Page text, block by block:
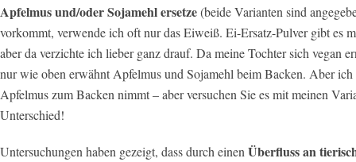
Apfelmus und/oder Sojamehl ersetze(beide Varianten sind
vorkommt, verwende ich oft nur das Eiweiß. Ei-Ersatz-Pulver gibt es
aber da verzichte ich lieber ganz drauf. Da meine Tochter sich vegan
nur wie oben erwähnt Apfelmus und Sojamehl beim Backen. Aber ich
Apfelmus zum Backen nimmt – aber versuchen Sie es mit meinen
Unterschied!
Untersuchungen haben gezeigt, dass durch einen Überfluss an